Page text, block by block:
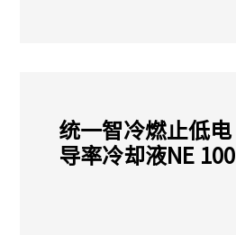
统一智冷燃止低电
导率冷却液NE 100